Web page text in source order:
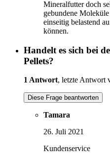
Mineralfutter doch
gebundene
einseitig belastend
können.
Handelt es sich bei
Pellets?
1 Antwort, letzte Antwort
Diese Frage beantworten
Tamara
26. Juli 2021
Kundenservice